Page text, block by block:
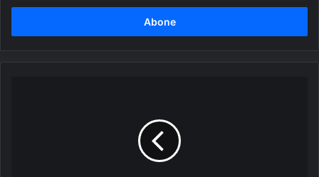
adresinizi